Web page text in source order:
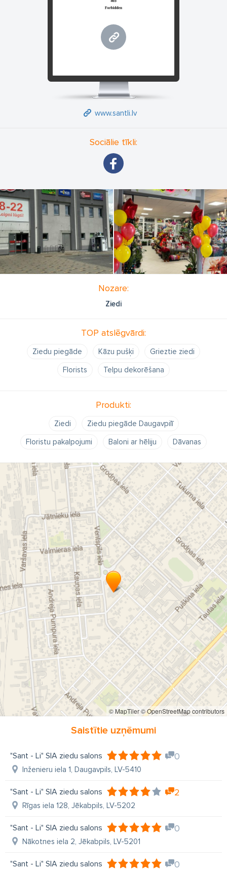
www.santli.lv
Sociālie tīkli:
Nozare:
Ziedi
TOP atslēgvārdi:
Ziedu piegāde Kāzu pušķi
Grieztie ziedi
Florists
Telpu dekorēšana
Produkti:
Ziedi
Ziedu piegāde Daugavpilī
Floristu pakalpojumi
Baloni ar hēliju Dāvanas
© MapTiler© OpenStreetMap contributors
Saistītie uzņēmumi
"Sant - Li" SIA ziedu salons 0
Inženieru iela 1, Daugavpils, LV-5410
"Sant - Li" SIA ziedu salons 2
Rīgas iela 128, Jēkabpils, LV-5202
"Sant - Li" SIA ziedu salons 0
Nākotnes iela 2, Jēkabpils, LV-5201
"Sant - Li" SIA ziedu salons 0